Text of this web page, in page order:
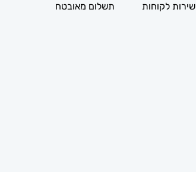
שירות לקוחות תשלום מאובטח